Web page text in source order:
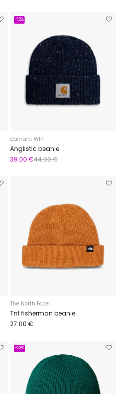
-12%
Carhartt WIP
Anglistic beanie
39.00 €44.00 €
The North Face
Tnf fisherman beanie
27.00 €
-23%